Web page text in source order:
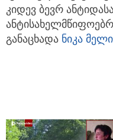
კიდევ ბევრ
განაცხადა ნიკა